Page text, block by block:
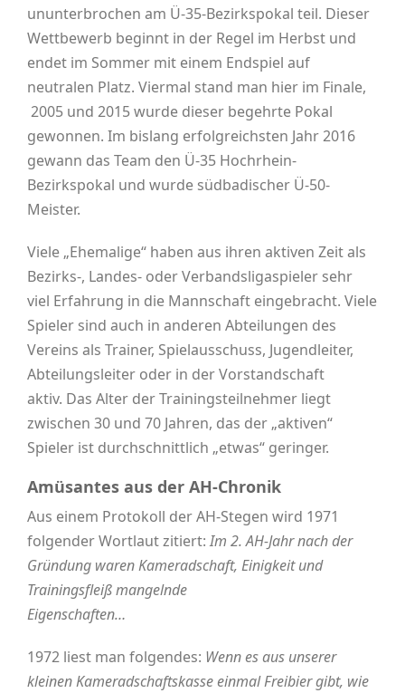
ununterbrochen am Ü-35-Bezirkspokal teil. Dieser
Wettbewerb beginnt in der Regel im Herbst und
endet im Sommer mit einem Endspiel auf
neutralen Platz. Viermal stand man hier im Finale,
2005 und 2015 wurde dieser begehrte Pokal
gewonnen. Im bislang erfolgreichsten Jahr 2016
gewann das Team den Ü-35 Hochrhein-
Bezirkspokal und wurde südbadischer Ü-50-
Meister.
Viele „Ehemalige“ haben aus ihren aktiven Zeit als
Bezirks-, Landes- oder Verbandsligaspieler sehr
viel Erfahrung in die Mannschaft eingebracht. Viele
Spieler sind auch in anderen Abteilungen des
Vereins als Trainer, Spielausschuss, Jugendleiter,
Abteilungsleiter oder in der Vorstandschaft
aktiv. Das Alter der Trainingsteilnehmer liegt
zwischen 30 und 70 Jahren, das der „aktiven“
Spieler ist durchschnittlich „etwas“ geringer.
Amüsantes aus der AH-Chronik
Aus einem Protokoll der AH-Stegen wird 1971
folgender Wortlaut zitiert:Im 2. AH-Jahr nach der
Gründung waren Kameradschaft, Einigkeit und
Trainingsfleiß mangelnde
Eigenschaften…
1972 liest man folgendes: Wenn es aus unserer
kleinen Kameradschaftskasse einmal Freibier gibt, wie